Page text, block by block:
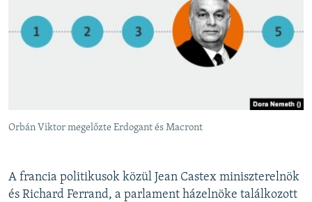
Orbán Viktor megelőzte Erdogant és Macront
A francia politikusok közül Jean Castex miniszterelnök
és Richard Ferrand, a parlament házelnöke találkozott